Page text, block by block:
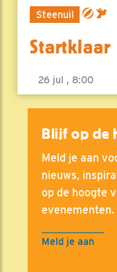
Steenuil
Startklaar
26 jul , 8:00
Blijf op de
Meld je aan
nieuws,
op de hoogte
evenementen.
Meld je aan